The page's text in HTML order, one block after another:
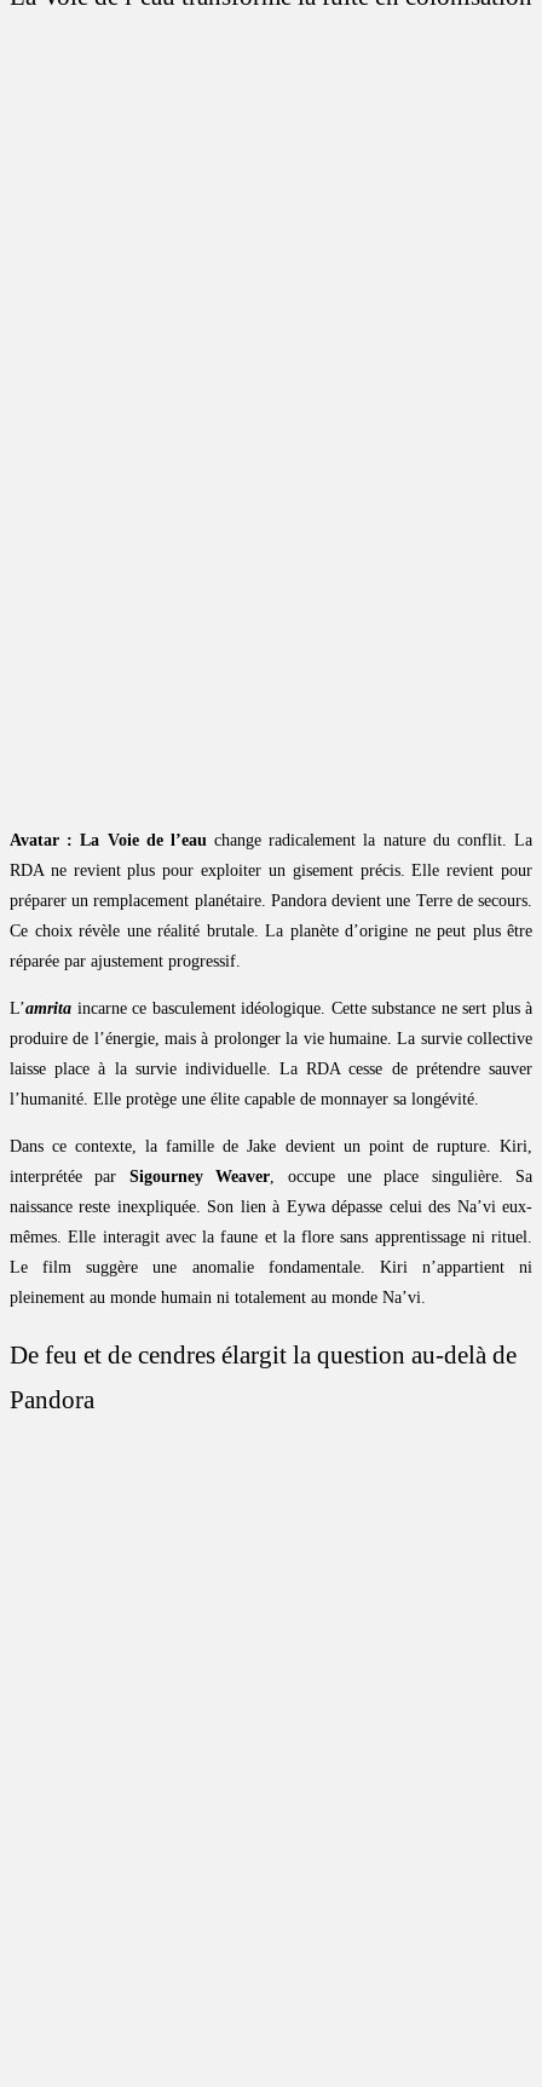
Avatar : La Voie de l’eau change radicalement la nature du conflit. La
RDA ne revient plus pour exploiter un gisement précis. Elle revient pour
préparer un remplacement planétaire. Pandora devient une Terre de secours.
Ce choix révèle une réalité brutale. La planète d’origine ne peut plus être
réparée par ajustement progressif.
L’amrita incarne ce basculement idéologique. Cette substance ne sert plus à
produire de l’énergie, mais à prolonger la vie humaine. La survie collective
laisse place à la survie individuelle. La RDA cesse de prétendre sauver
l’humanité. Elle protège une élite capable de monnayer sa longévité.
Dans ce contexte, la famille de Jake devient un point de rupture. Kiri,
interprétée par Sigourney Weaver , occupe une place singulière. Sa
naissance reste inexpliquée. Son lien à Eywa dépasse celui des Na’vi eux-
mêmes. Elle interagit avec la faune et la flore sans apprentissage ni rituel.
Le film suggère une anomalie fondamentale. Kiri n’appartient ni
pleinement au monde humain ni totalement au monde Na’vi.
De feu et de cendres élargit la question au-delà de
Pandora